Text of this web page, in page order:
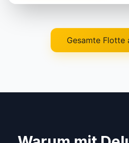
Gesamte Flotte